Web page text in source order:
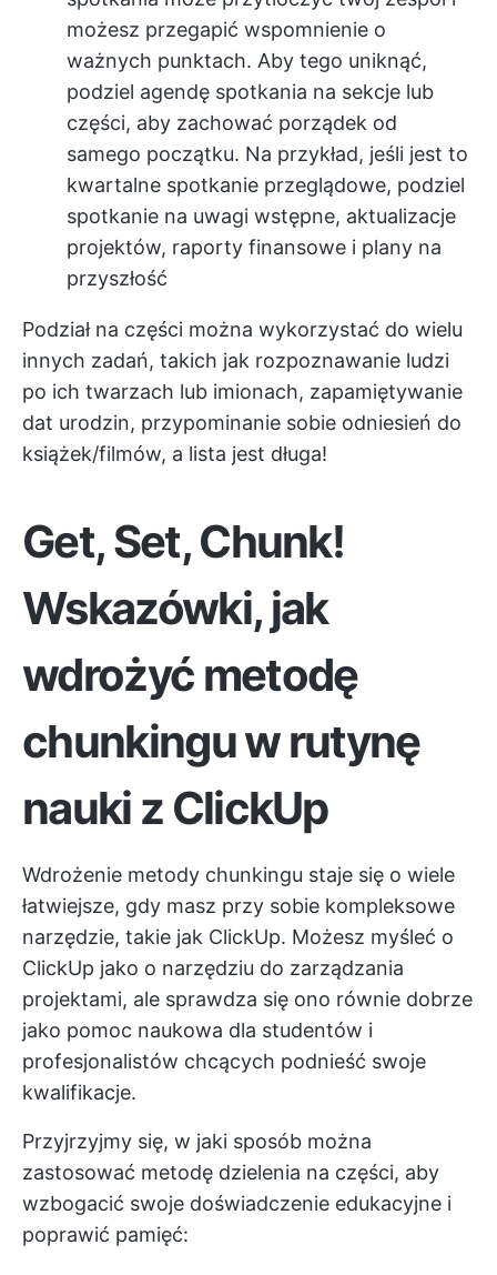
możesz przegapić wspomnienie o
ważnych punktach. Aby tego uniknąć,
podziel agendę spotkania na sekcje lub
części, aby zachować porządek od
samego początku. Na przykład, jeśli jest to
kwartalne spotkanie przeglądowe, podziel
spotkanie na uwagi wstępne, aktualizacje
projektów, raporty finansowe i plany na
przyszłość
Podział na części można wykorzystać do wielu
innych zadań, takich jak rozpoznawanie ludzi
po ich twarzach lub imionach, zapamiętywanie
dat urodzin, przypominanie sobie odniesień do
książek/filmów, a lista jest długa!
Get, Set, Chunk!
Wskazówki, jak
wdrożyć metodę
chunkingu w rutynę
nauki z ClickUp
Wdrożenie metody chunkingu staje się o wiele
łatwiejsze, gdy masz przy sobie kompleksowe
narzędzie, takie jak ClickUp. Możesz myśleć o
ClickUp jako o narzędziu do zarządzania
projektami, ale sprawdza się ono równie dobrze
jako pomoc naukowa dla studentów i
profesjonalistów chcących podnieść swoje
kwalifikacje.
Przyjrzyjmy się, w jaki sposób można
zastosować metodę dzielenia na części, aby
wzbogacić swoje doświadczenie edukacyjne i
poprawić pamięć: